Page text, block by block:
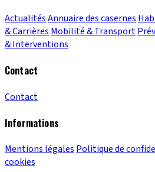
ActualitésAnnuaire des casernes
& Carrières Mobilité & Transport
& Interventions
Contact
Contact
Informations
Mentions légales Politique de
cookies